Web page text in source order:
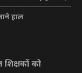
हाल
को